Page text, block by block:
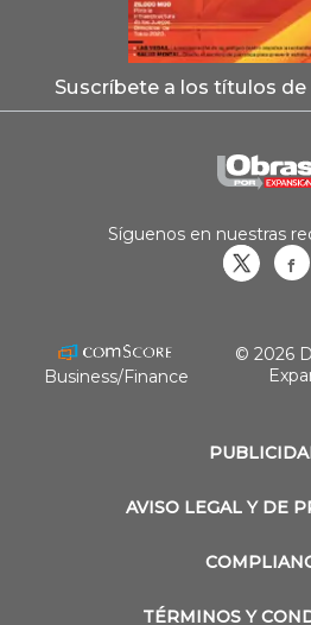
Suscríbete a los títulos
AVISO LEGAL Y DE
TÉRMINOS Y
Síguenos en nuestras
Business/Finance
© 2026